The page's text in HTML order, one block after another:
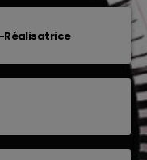
Réalisatrice